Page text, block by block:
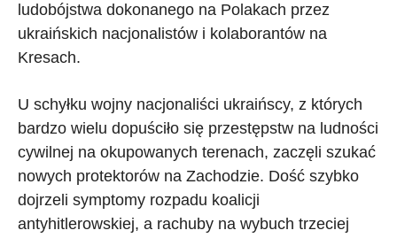
ludobójstwa dokonanego na Polakach przez
ukraińskich nacjonalistów i kolaborantów na
Kresach.
U schyłku wojny nacjonaliści ukraińscy, z których
bardzo wielu dopuściło się przestępstw na ludności
cywilnej na okupowanych terenach, zaczęli szukać
nowych protektorów na Zachodzie. Dość szybko
dojrzeli symptomy rozpadu koalicji
antyhitlerowskiej, a rachuby na wybuch trzeciej